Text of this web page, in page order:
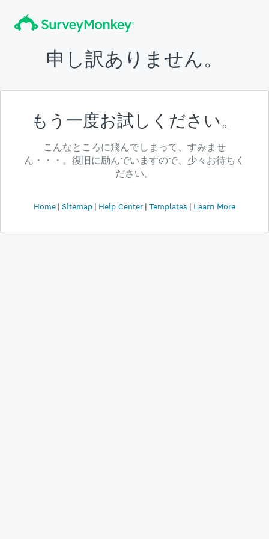
申し訳ありません。
もう一度お試しください。
こんなところに飛んでしまって、すみませ
ん・・・。復旧に励んでいますので、少々お待ちく
ださい。
Home Sitemap Help Center Templates Learn More